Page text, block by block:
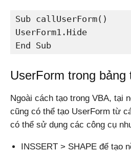
Sub callUserForm()
UserForm1.Hide
End Sub
UserForm trong bảng
Ngoài cách tạo trong VBA, tại
cũng có thể tạo UserForm từ
có thể sử dụng các công cụ
INSSERT > SHAPE để tạo